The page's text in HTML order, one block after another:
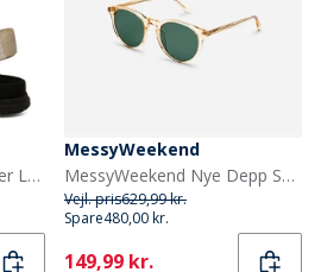
Woden Sandaler til Kvinder Louisa 813 Elfenben
MessyWeekend
MessyWeekend Nye Depp Solbriller Champagne
Vejl. pris629,99 kr.
Spare480,00 kr.
Current
149,99 kr.